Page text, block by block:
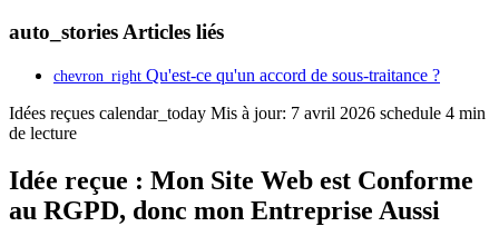
auto_stories Articles liés
chevron_right Qu'est-ce qu'un accord de sous-traitance ?
Idées reçues calendar_today Mis à jour: 7 avril 2026 schedule 4 min
de lecture
Idée reçue : Mon Site Web est Conforme
au RGPD, donc mon Entreprise Aussi